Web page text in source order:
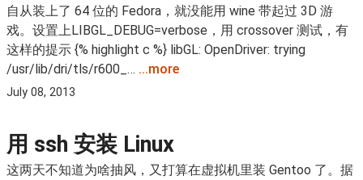
自从装上了 64 位的 Fedora，就没能用 wine 带起过 3D 游
戏。设置上LIBGL_DEBUG=verbose，用 crossover 测试，有
这样的提示 {% highlight c %} libGL: OpenDriver: trying
/usr/lib/dri/tls/r600_… ...more
July 08, 2013
用 ssh 安装 Linux
这两天不知道为啥抽风，又打算在虚拟机里装 Gentoo 了。据